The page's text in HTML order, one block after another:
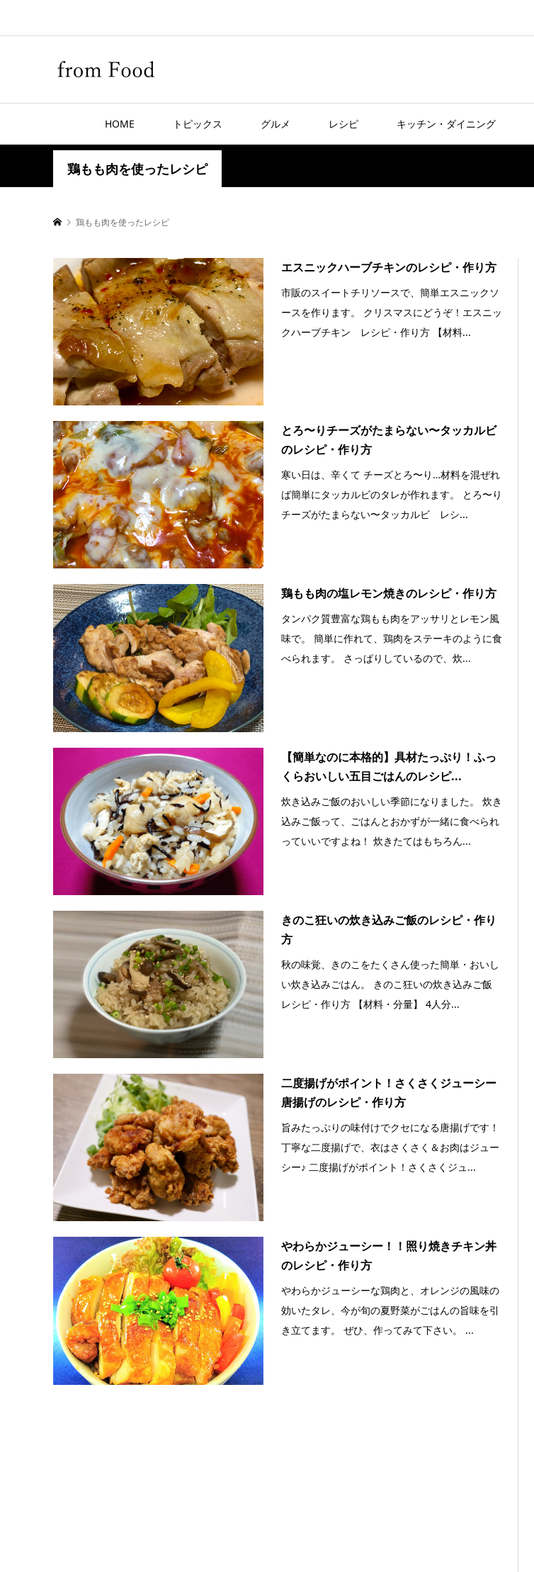
HOME トピックス グルメ レシピ キッチン・ダイニング
鶏もも肉を使ったレシピ
鶏もも肉を使ったレシピ
エスニックハーブチキンのレシピ・作り方
市販のスイートチリソースで、簡単エスニックソ
ースを作ります。 クリスマスにどうぞ！エスニッ
クハーブチキン レシピ・作り方 【材料...
とろ〜りチーズがたまらない〜タッカルビ
のレシピ・作り方
寒い日は、辛くて チーズとろ〜り…材料を混ぜれ
ば簡単にタッカルビのタレが作れます。 とろ〜り
チーズがたまらない〜タッカルビ レシ...
鶏もも肉の塩レモン焼きのレシピ・作り方
タンパク質豊富な鶏もも肉をアッサリとレモン風
味で。 簡単に作れて、鶏肉をステーキのように食
べられます。 さっぱりしているので、炊...
【簡単なのに本格的】具材たっぷり！ふっ
くらおいしい五目ごはんのレシピ...
炊き込みご飯のおいしい季節になりました。 炊き
込みご飯って、ごはんとおかずが一緒に食べられ
っていいですよね！ 炊きたてはもちろん...
きのこ狂いの炊き込みご飯のレシピ・作り
方
秋の味覚、きのこをたくさん使った簡単・おいし
い炊き込みごはん。 きのこ狂いの炊き込みご飯
レシピ・作り方 【材料・分量】 4人分...
二度揚げがポイント！さくさくジューシー
唐揚げのレシピ・作り方
旨みたっぷりの味付けでクセになる唐揚げです！
丁寧な二度揚げで、衣はさくさく＆お肉はジュー
シー♪ 二度揚げがポイント！さくさくジュ...
やわらかジューシー！！照り焼きチキン丼
のレシピ・作り方
やわらかジューシーな鶏肉と、オレンジの風味の
効いたタレ、今が旬の夏野菜がごはんの旨味を引
き立てます。 ぜひ、作ってみて下さい。 ...